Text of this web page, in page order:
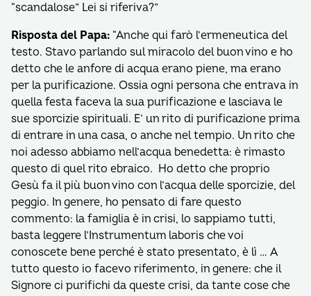
“scandalose” Lei si riferiva?”
Risposta del Papa: “Anche qui farò l’ermeneutica del
testo. Stavo parlando sul miracolo del buon vino e ho
detto che le anfore di acqua erano piene, ma erano
per la purificazione. Ossia ogni persona che entrava in
quella festa faceva la sua purificazione e lasciava le
sue sporcizie spirituali. E’ un rito di purificazione prima
di entrare in una casa, o anche nel tempio. Un rito che
noi adesso abbiamo nell’acqua benedetta: è rimasto
questo di quel rito ebraico. Ho detto che proprio
Gesù fa il più buon vino con l’acqua delle sporcizie, del
peggio. In genere, ho pensato di fare questo
commento: la famiglia è in crisi, lo sappiamo tutti,
basta leggere l’Instrumentum laboris che voi
conoscete bene perché è stato presentato, è lì … A
tutto questo io facevo riferimento, in genere: che il
Signore ci purifichi da queste crisi, da tante cose che